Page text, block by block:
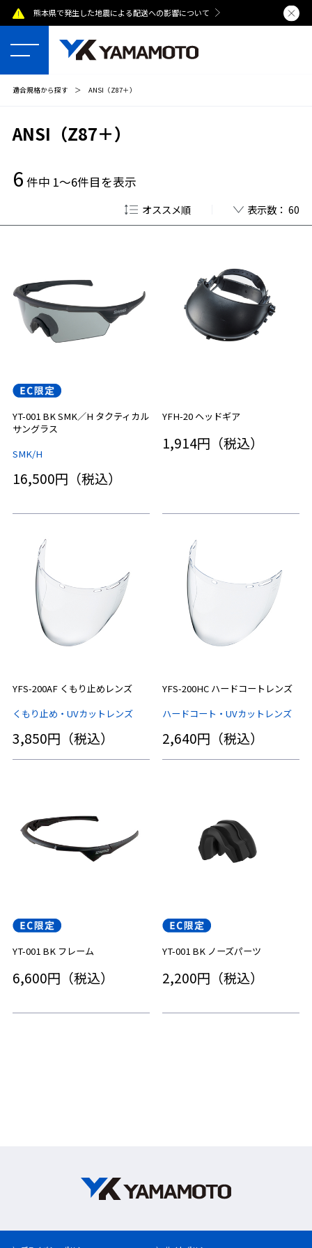
熊本県で発生した地震による配送への影響について 夏季休業
適合規格から探す ＞ ANSI（Z87＋）
ANSI（Z87＋）
6 件中 1～6件目を表示
オススメ順 表示数： 60
YT-001 BK SMK／H タクティカル
サングラス
SMK/H
16,500円（税込）
YFH-20 ヘッドギア
1,914円（税込）
YFS-200AF くもり止めレンズ
くもり止め・UVカットレンズ
3,850円（税込）
YFS-200HC ハードコートレンズ
ハードコート・UVカットレンズ
2,640円（税込）
YT-001 BK フレーム
6,600円（税込）
YT-001 BK ノーズパーツ
2,200円（税込）